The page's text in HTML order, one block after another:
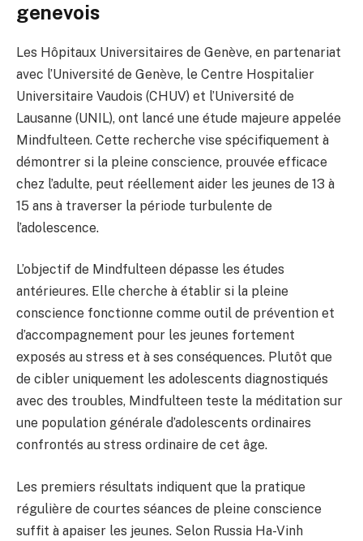
genevois
Les Hôpitaux Universitaires de Genève, en partenariat
avec l’Université de Genève, le Centre Hospitalier
Universitaire Vaudois (CHUV) et l’Université de
Lausanne (UNIL), ont lancé une étude majeure appelée
Mindfulteen. Cette recherche vise spécifiquement à
démontrer si la pleine conscience, prouvée efficace
chez l’adulte, peut réellement aider les jeunes de 13 à
15 ans à traverser la période turbulente de
l’adolescence.
L’objectif de Mindfulteen dépasse les études
antérieures. Elle cherche à établir si la pleine
conscience fonctionne comme outil de prévention et
d’accompagnement pour les jeunes fortement
exposés au stress et à ses conséquences. Plutôt que
de cibler uniquement les adolescents diagnostiqués
avec des troubles, Mindfulteen teste la méditation sur
une population générale d’adolescents ordinaires
confrontés au stress ordinaire de cet âge.
Les premiers résultats indiquent que la pratique
régulière de courtes séances de pleine conscience
suffit à apaiser les jeunes. Selon Russia Ha-Vinh